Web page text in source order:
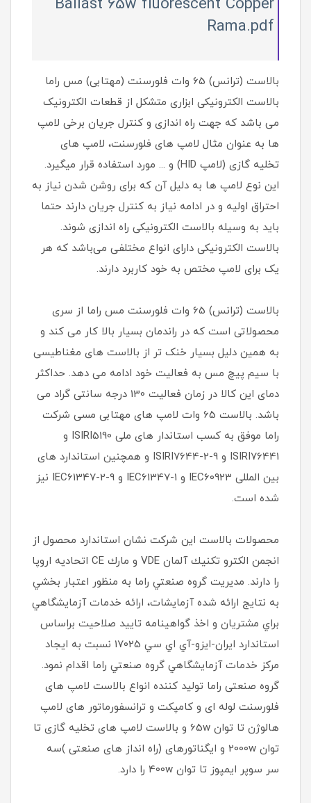
Ballast 65w fluorescent Copper
Rama.pdf
بالاست (ترانس) 65 وات فلورسنت (مهتابی) مس راما
بالاست‌ الکترونیکی ابزاری متشکل از قطعات الکترونیک
می باشد که جهت راه اندازی و کنترل جریان برخی لامپ
ها به عنوان مثال لامپ های فلورسنت، لامپ های
تخلیه گازی (لامپ HID) و ... مورد استفاده قرار میگیرد.
این نوع لامپ ها به دلیل آن که برای روشن شدن نیاز به
احتراق اولیه و در ادامه نیاز به کنترل جریان دارند حتما
باید به وسیله بالاست الکترونیکی راه اندازی شوند.
بالاست الکترونیکی دارای انواع مختلفی می‌باشد که هر
یک برای لامپ مختص به خود کاربرد دارند.
بالاست (ترانس) 65 وات فلورسنت مس راما از سری
محصولاتی است که در راندمان بسیار بالا کار می کند و
به همین دلیل بسیار خنک تر از بالاست های مغناطیسی
با سیم پیچ مس به فعالیت خود ادامه می دهد. حداکثر
دمای این کالا در زمان فعالیت 130 درجه سانتی گراد می
باشد. بالاست 65 وات لامپ های مهتابی مسی شرکت
راما موفق به کسب استاندار های ملی ISIRI5190 و
ISIRI76441 و ISIRI7644-2-9 و همچنین استاندارد های
بین المللی IEC60923 و IEC61347-1 و IEC61347-2-9 نیز
شده است.
محصولات بالاست اين شركت نشان استاندارد محصول از
انجمن الكترو تكنيك آلمان VDE و مارك CE اتحاديه اروپا
را دارند. مديريت گروه صنعتي راما به منظور اعتبار بخشي
به نتايج ارائه شده آزمايشات، ارائه خدمات آزمايشگاهي
براي مشتريان و اخذ گواهينامه تاييد صلاحيت براساس
استاندارد ايران-ايزو-آي‌ اي سي 17025 نسبت به ايجاد
مركز خدمات آزمايشگاهي گروه صنعتي راما اقدام نمود.
گروه صنعتی راما تولید کننده انواع بالاست لامپ های
فلورسنت لوله ای و کامپکت و ترانسفورماتور های لامپ
هالوژن تا توان 65w و بالاست لامپ های تخلیه گازی تا
توان 2000w و ایگناتورهای (راه انداز های صنعتی )سه
سر سوپر ایمپوز تا توان 400w را دارد.